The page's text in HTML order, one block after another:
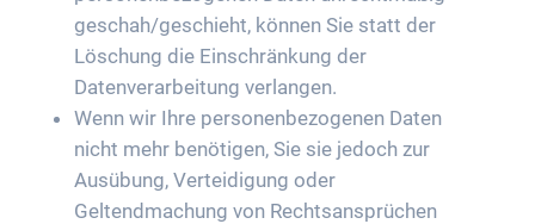
geschah/geschieht, können Sie statt der
Löschung die Einschränkung der
Datenverarbeitung verlangen.
Wenn wir Ihre personenbezogenen Daten
nicht mehr benötigen, Sie sie jedoch zur
Ausübung, Verteidigung oder
Geltendmachung von Rechtsansprüchen